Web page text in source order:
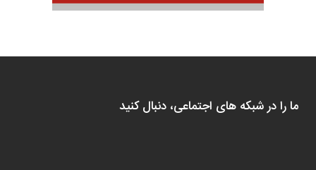
ما را در شبکه های اجتماعی، دنبال کنید